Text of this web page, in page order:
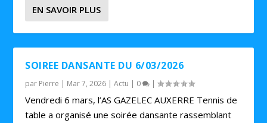
EN SAVOIR PLUS
SOIREE DANSANTE DU 6/03/2026
par Pierre | Mar 7, 2026 |Actu | 0 |
Vendredi 6 mars, l’AS GAZELEC AUXERRE Tennis de
table a organisé une soirée dansante rassemblant